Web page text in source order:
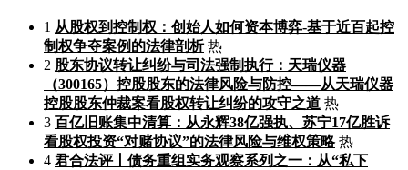
1 从股权到控制权：创始人如何资本博弈-基于近百起控
制权争夺案例的法律剖析 热
2 股东协议转让纠纷与司法强制执行：天瑞仪器
（300165）控股股东的法律风险与防控——从天瑞仪器
控股股东仲裁案看股权转让纠纷的攻守之道 热
3 百亿旧账集中清算：从永辉38亿强执、苏宁17亿胜诉
看股权投资“对赌协议”的法律风险与维权策略 热
4 君合法评丨债务重组实务观察系列之一：从“私下